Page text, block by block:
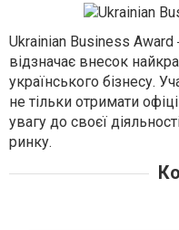
Ukrainian Business Award
відзначає внесок
українського бізнесу.
не тільки отримати
увагу до своєї
ринку.